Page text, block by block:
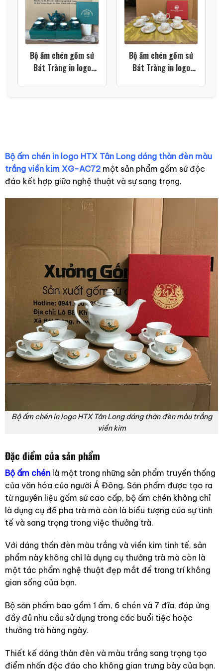
Bộ ấm chén gốm sứ
Bát Tràng in logo
Bộ ấm chén gốm sứ
Bát Tràng in logo
Bộ ấm chén in logo HTX Tân Long dáng thàn đèn màu
trắng viền kim XG-AC72một sản phẩm gốm sứ độc
đáo kết hợp giữa nghệ thuật và sự sang trọng.
Bộ ấm chén in logo HTX Tân Long dáng thàn đèn màu trắng
viền kim
Đặc điểm của sản phẩm
Bộ ấm chénlà một trong những sản phẩm truyền thống
của văn hóa của người Á Đông. Sản phẩm được tạo ra
từ nguyên liệu gốm sứ cao cấp, bộ ấm chén không chỉ
là dụng cụ để pha trà mà còn là biểu tượng của sự tinh
tế và sang trọng trong việc thưởng trà.
Với dáng thần đèn màu trắng và viền kim tinh tế, sản
phẩm này không chỉ là dụng cụ thưởng trà mà còn là
một tác phẩm nghệ thuật đẹp mắt để trang trí không
gian sống của bạn.
Bộ sản phẩm bao gồm 1 ấm, 6 chén và 7 đĩa, đáp ứng
đầy đủ nhu cầu sử dụng trong các buổi tiệc hoặc
thưởng trà hàng ngày.
Thiết kế dáng thàn đèn và màu trắng sang trọng tạo
điểm nhấn độc đáo cho không gian trưng bày của bạn.